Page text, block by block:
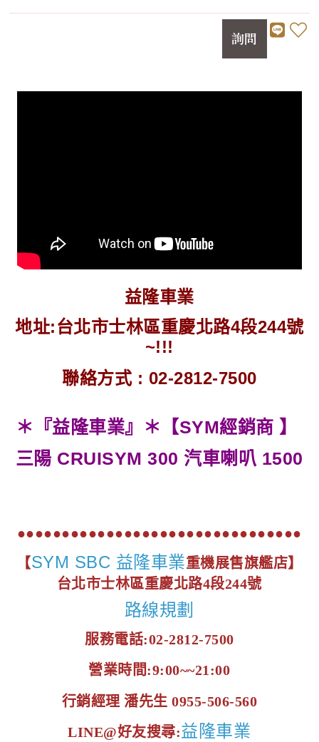
詢問
益隆車業
地址:台北市士林區重慶北路4段244號
~!!!
聯絡方式 : 02-2812-7500
＊『益隆車業』＊【SYM經銷商 】
三陽 CRUISYM 300 汽車喇叭 1500
●●●●●●●●●●●●●●●●●●●●●●●●●●●●●●●●
【SYM SBC 益隆車業重機展售旗艦店】
台北市士林區重慶北路4段244號
路線規劃
服務電話:02-2812-7500
營業時間:9:00~~21:00
行銷經理 潘先生 0955-506-560
LINE@好友搜尋:益隆車業